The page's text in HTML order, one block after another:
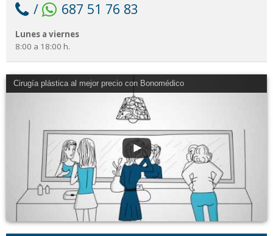
/
687 51 76 83
Lunes a viernes
8:00 a 18:00 h.
Cirugía plástica al mejor precio con Bonomédico